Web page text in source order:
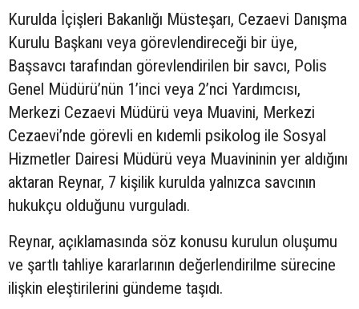
Kurulda İçişleri Bakanlığı Müsteşarı, Cezaevi Danışma
Kurulu Başkanı veya görevlendireceği bir üye,
Başsavcı tarafından görevlendirilen bir savcı, Polis
Genel Müdürü’nün 1’inci veya 2’nci Yardımcısı,
Merkezi Cezaevi Müdürü veya Muavini, Merkezi
Cezaevi’nde görevli en kıdemli psikolog ile Sosyal
Hizmetler Dairesi Müdürü veya Muavininin yer aldığını
aktaran Reynar, 7 kişilik kurulda yalnızca savcının
hukukçu olduğunu vurguladı.
Reynar, açıklamasında söz konusu kurulun oluşumu
ve şartlı tahliye kararlarının değerlendirilme sürecine
ilişkin eleştirilerini gündeme taşıdı.